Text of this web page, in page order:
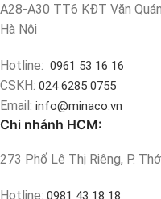
A28-A30 TT6 KĐT Văn
Hà Nội
Hotline: 0961 53 16 16
CSKH: 024 6285 0755
Email: info@minaco.vn
Chi nhánh HCM:
273 Phố Lê Thị Riêng, P.
Hotline: 0981 43 18 18